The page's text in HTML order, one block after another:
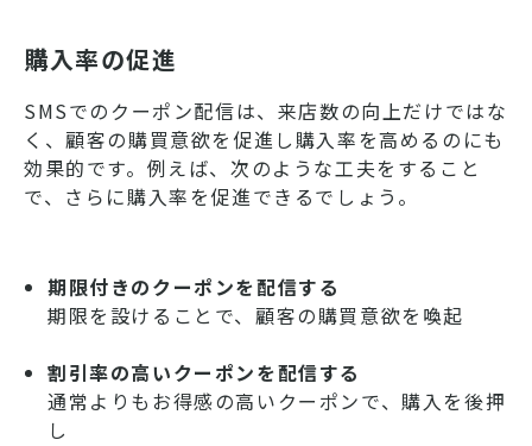
購入率の促進
SMSでのクーポン配信は、来店数の向上だけではな
く、顧客の購買意欲を促進し購入率を高めるのにも
効果的です。例えば、次のような工夫をすること
で、さらに購入率を促進できるでしょう。
期限付きのクーポンを配信する
期限を設けることで、顧客の購買意欲を喚起
割引率の高いクーポンを配信する
通常よりもお得感の高いクーポンで、購入を後押
し